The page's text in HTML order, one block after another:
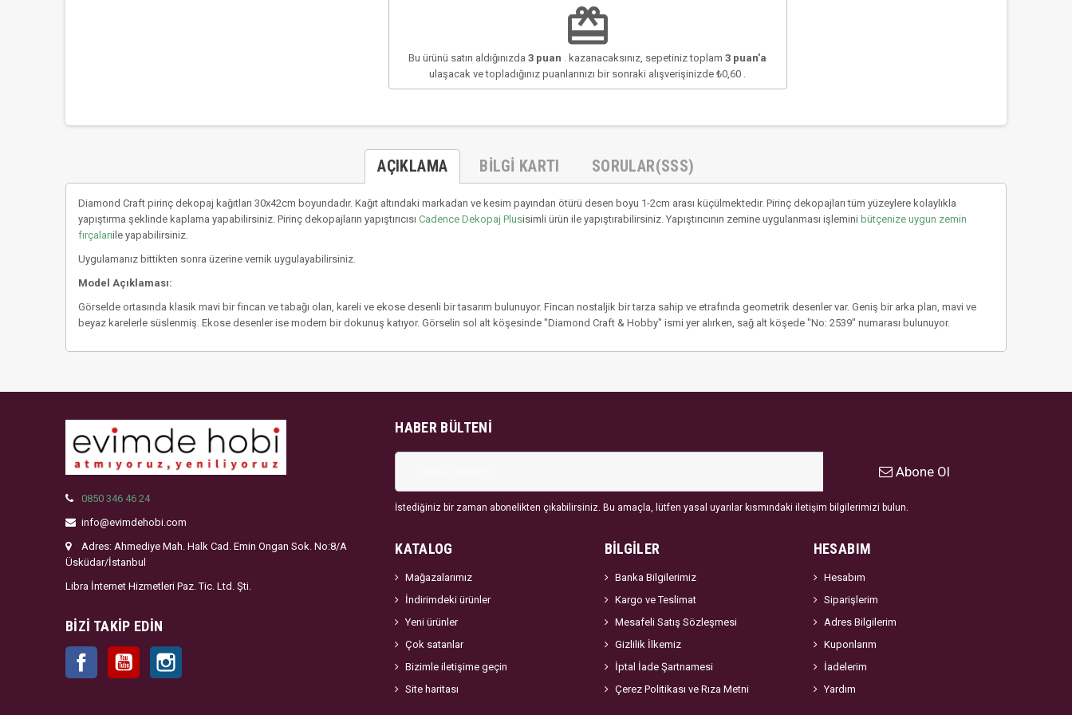
redeem
Bu ürünü satın aldığınızda3 puan . kazanacaksınız, sepetiniz toplam3 puan'a
ulaşacak ve topladığınız puanlarınızı bir sonraki alışverişinizde₺0,60
AÇIKLAMA BILGI KARTI SORULAR(SSS)
Diamond Craft pirinç dekopaj kağıtları 30x42cm boyundadır. Kağıt altındaki markadan ve kesim payından ötürü desen boyu 1-2cm arası küçülmektedir. Pirinç dekopajları tüm yüzeylere kolaylıkla
yapıştırma şeklinde kaplama yapabilirsiniz. Pirinç dekopajların yapıştırıcısı Cadence Dekopaj Plusisimli ürün ile yapıştırabilirsiniz. Yapıştırıcının zemine uygulanması işlemini bütçenize uygun zemin
fırçalarıile yapabilirsiniz.
Uygulamanız bittikten sonra üzerine vernik uygulayabilirsiniz.
Model Açıklaması:
Görselde ortasında klasik mavi bir fincan ve tabağı olan, kareli ve ekose desenli bir tasarım bulunuyor. Fincan nostaljik bir tarza sahip ve etrafında geometrik desenler var. Geniş bir arka plan, mavi ve
beyaz karelerle süslenmiş. Ekose desenler ise modern bir dokunuş katıyor. Görselin sol alt köşesinde "Diamond Craft & Hobby" ismi yer alırken, sağ alt köşede "No: 2539" numarası bulunuyor.
0850 346 46 24
info@evimdehobi.com
Adres: Ahmediye Mah. Halk Cad. Emin Ongan Sok. No:8/A
Üsküdar/İstanbul
Libra İnternet Hizmetleri Paz. Tic. Ltd. Şti.
BIZI TAKIP EDIN
Facebook YouTube
HABER BÜLTENI
Abone Ol
İstediğiniz bir zaman abonelikten çıkabilirsiniz. Bu amaçla, lütfen yasal uyarılar kısmındaki iletişim bilgilerimizi bulun.
KATALOG
Mağazalarımız
İndirimdeki ürünler
Yeni ürünler
Çok satanlar
Bizimle iletişime geçin
Site haritası
BİLGİLER
Banka Bilgilerimiz
Kargo ve Teslimat
Mesafeli Satış Sözleşmesi
Gizlilik İlkemiz
İptal İade Şartnamesi
Çerez Politikası ve Rıza Metni
HESABIM
Hesabım
Siparişlerim
Adres Bilgilerim
Kuponlarım
İadelerim
Yardım